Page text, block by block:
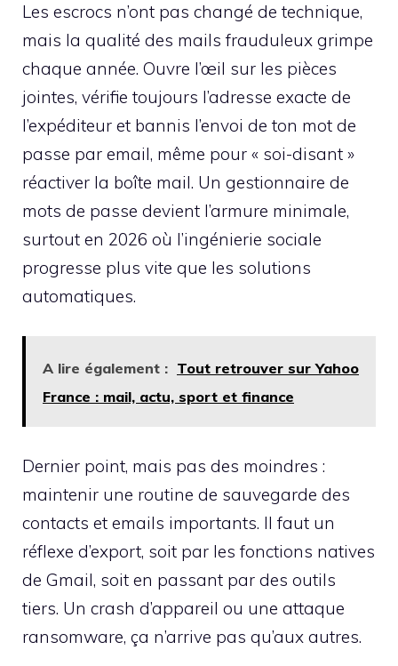
Les escrocs n’ont pas changé de technique,
mais la qualité des mails frauduleux grimpe
chaque année. Ouvre l’œil sur les pièces
jointes, vérifie toujours l’adresse exacte de
l’expéditeur et bannis l’envoi de ton mot de
passe par email, même pour « soi-disant »
réactiver la boîte mail. Un gestionnaire de
mots de passe devient l’armure minimale,
surtout en 2026 où l’ingénierie sociale
progresse plus vite que les solutions
automatiques.
A lire également : Tout retrouver sur Yahoo
France : mail, actu, sport et finance
Dernier point, mais pas des moindres :
maintenir une routine de sauvegarde des
contacts et emails importants. Il faut un
réflexe d’export, soit par les fonctions natives
de Gmail, soit en passant par des outils
tiers. Un crash d’appareil ou une attaque
ransomware, ça n’arrive pas qu’aux autres.